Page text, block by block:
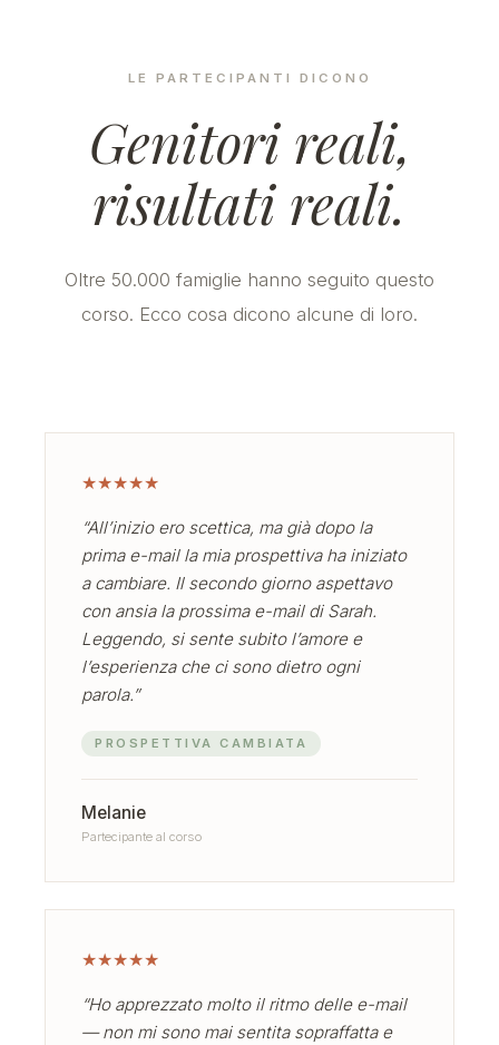
LE PARTECIPANTI DICONO
Genitori reali,
risultati reali.
Oltre 50.000 famiglie hanno seguito questo
corso. Ecco cosa dicono alcune di loro.
★★★★★
“All’inizio ero scettica, ma già dopo la
prima e-mail la mia prospettiva ha iniziato
a cambiare. Il secondo giorno aspettavo
con ansia la prossima e-mail di Sarah.
Leggendo, si sente subito l’amore e
l’esperienza che ci sono dietro ogni
parola.”
PROSPETTIVA CAMBIATA
Melanie
Partecipante al corso
★★★★★
“Ho apprezzato molto il ritmo delle e-mail
— non mi sono mai sentita sopraffatta e